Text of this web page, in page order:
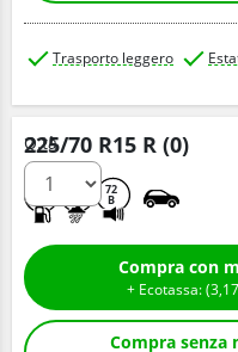
Trasporto leggero
225/70 R15 R (0)
72
B
Q.tà
+ Ecotassa: (3,17